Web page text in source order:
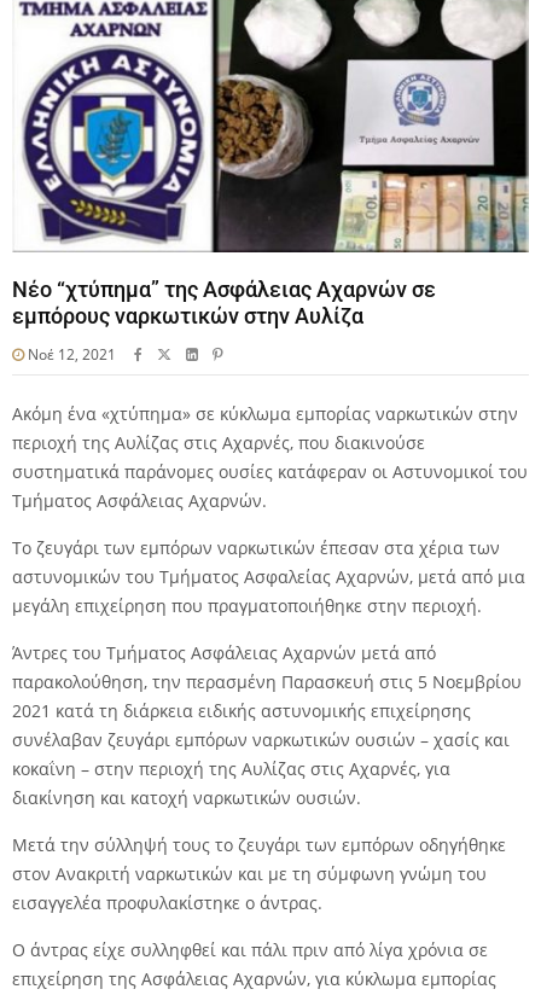
Νέο “χτύπημα” της Ασφάλειας Αχαρνών σε
εμπόρους ναρκωτικών στην Αυλίζα
Νοέ 12, 2021
Ακόμη ένα «χτύπημα» σε κύκλωμα εμπορίας ναρκωτικών στην
περιοχή της Αυλίζας στις Αχαρνές, που διακινούσε
συστηματικά παράνομες ουσίες κατάφεραν οι Αστυνομικοί του
Τμήματος Ασφάλειας Αχαρνών.
Το ζευγάρι των εμπόρων ναρκωτικών έπεσαν στα χέρια των
αστυνομικών του Τμήματος Ασφαλείας Αχαρνών, μετά από μια
μεγάλη επιχείρηση που πραγματοποιήθηκε στην περιοχή.
Άντρες του Τμήματος Ασφάλειας Αχαρνών μετά από
παρακολούθηση, την περασμένη Παρασκευή στις 5 Νοεμβρίου
2021 κατά τη διάρκεια ειδικής αστυνομικής επιχείρησης
συνέλαβαν ζευγάρι εμπόρων ναρκωτικών ουσιών – χασίς και
κοκαΐνη – στην περιοχή της Αυλίζας στις Αχαρνές, για
διακίνηση και κατοχή ναρκωτικών ουσιών.
Μετά την σύλληψή τους το ζευγάρι των εμπόρων οδηγήθηκε
στον Ανακριτή ναρκωτικών και με τη σύμφωνη γνώμη του
εισαγγελέα προφυλακίστηκε ο άντρας.
Ο άντρας είχε συλληφθεί και πάλι πριν από λίγα χρόνια σε
επιχείρηση της Ασφάλειας Αχαρνών, για κύκλωμα εμπορίας